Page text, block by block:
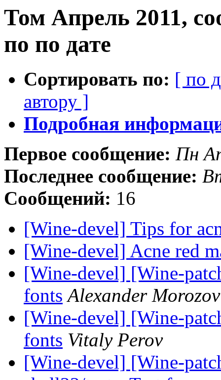
Том Апрель 2011,
по по дате
Сортировать по: [ по
автору ]
Подробная
Первое сообщение: Пн
Последнее сообщение:
Сообщений: 16
[Wine-devel] Tips for
[Wine-devel] Acne red
[Wine-devel] [Wine-
fonts Alexander Morozov
[Wine-devel] [Wine-
fonts Vitaly Perov
[Wine-devel] [Wine-